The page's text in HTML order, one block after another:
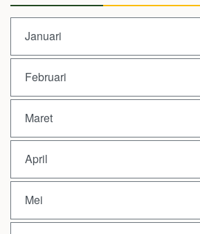
Januari
Februari
Maret
April
Mei